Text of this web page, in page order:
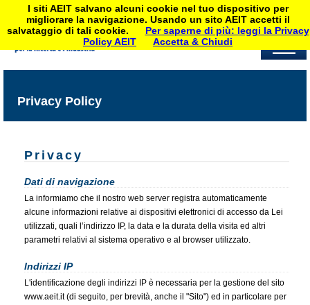
Privacy Policy
Privacy
Dati di navigazione
La informiamo che il nostro web server registra automaticamente
alcune informazioni relative ai dispositivi elettronici di accesso da Lei
utilizzati, quali l’indirizzo IP, la data e la durata della visita ed altri
parametri relativi al sistema operativo e al browser utilizzato.
Indirizzi IP
L'identificazione degli indirizzi IP è necessaria per la gestione del sito
www.aeit.it (di seguito, per brevità, anche il "Sito") ed in particolare per
I siti AEIT salvano alcuni cookie nel tuo dispositivo per
migliorare la navigazione. Usando un sito AEIT accetti il
salvataggio di tali cookie.
Per saperne di più: leggi la Privacy
Policy AEIT
Accetta & Chiudi